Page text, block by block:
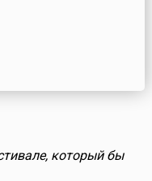
который бы